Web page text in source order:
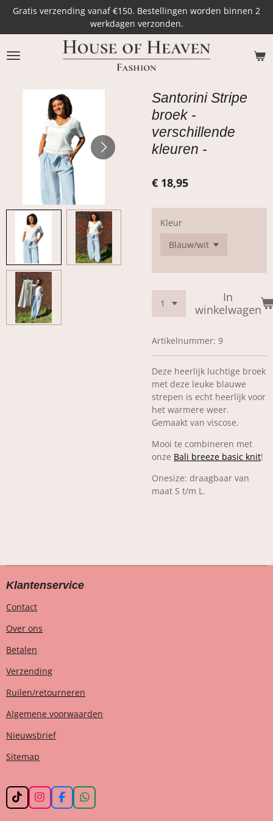
Ga
naar
de
hoofdinhoud
Gratis verzending vanaf €150. Bestellingen worden binnen 2
werkdagen verzonden.
Santorini Stripe
broek -
verschillende
kleuren -
€ 18,95
Kleur
In
winkelwagen
Artikelnummer: 9
Deze heerlijk luchtige broek
met deze leuke blauwe
strepen is echt heerlijk voor
het warmere weer.
Gemaakt van viscose.
Mooi te combineren met
onze Bali breeze basic knit!
Onesize: draagbaar van
maat S t/m L.
Klantenservice
Contact
Over ons
Betalen
Verzending
Ruilen/retourneren
Algemene voorwaarden
Nieuwsbrief
Sitemap
T
i
I
n
F
a
W
h